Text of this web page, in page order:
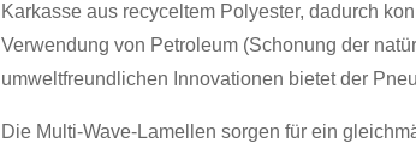
Karkasse aus recyceltem Polyester, dadurch
Verwendung von Petroleum (Schonung der
umweltfreundlichen Innovationen bietet der
Die Multi-Wave-Lamellen sorgen für ein